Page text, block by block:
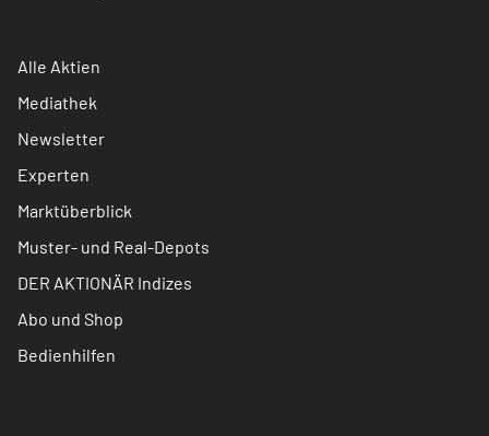
Alle Aktien
Mediathek
Newsletter
Experten
Marktüberblick
Muster- und Real-Depots
DER AKTIONÄR Indizes
Abo und Shop
Bedienhilfen